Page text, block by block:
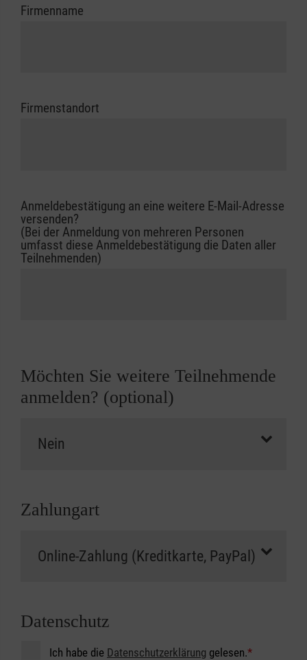
Firmenname
Firmenstandort
Anmeldebestätigung an eine weitere E-Mail-Adresse
versenden?
(Bei der Anmeldung von mehreren Personen
umfasst diese Anmeldebestätigung die Daten aller
Teilnehmenden)
Möchten Sie weitere Teilnehmende
anmelden? (optional)
Zahlungart
Datenschutz
Ich habe die Datenschutzerklärung gelesen.*